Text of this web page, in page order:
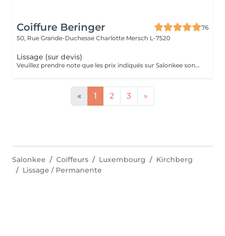
Coiffure Beringer
76
50, Rue Grande-Duchesse Charlotte Mersch L-7520
Lissage (sur devis)
Veuillez prendre note que les prix indiqués sur Salonkee sont communiqués à titre informatif et s'entendent de base. Ces derniers sont susceptibles de varier selon le diagnostic réalisé à votre arrivée au salon et l'expertise du professionnel à qui vous confiez votre beauté. Dans tous les cas, un devis précis vous sera proposé et toutes réalisations de prestations seront effectuées avec votre accord. Un grand merci d'avance pour votre compréhension. Au plaisir de vous recevoir très vite.
« 1 2 3 »
Salonkee Coiffeurs Luxembourg
Kirchberg
Lissage / Permanente